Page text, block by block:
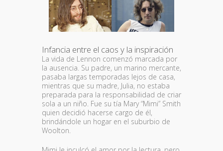
Infancia entre el caos y la inspiración
La vida de Lennon comenzó marcada por
la ausencia. Su padre, un marino mercante,
pasaba largas temporadas lejos de casa,
mientras que su madre, Julia, no estaba
preparada para la responsabilidad de criar
sola a un niño. Fue su tía Mary “Mimi” Smith
quien decidió hacerse cargo de él,
brindándole un hogar en el suburbio de
Woolton.